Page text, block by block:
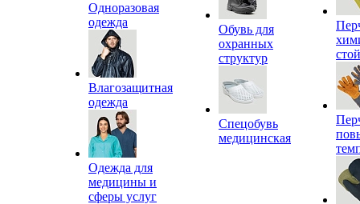
Одноразовая
одежда
Влагозащитная
одежда
Одежда для
медицины и
сферы услуг
Обувь для
охранных
структур
Спецобувь
медицинская